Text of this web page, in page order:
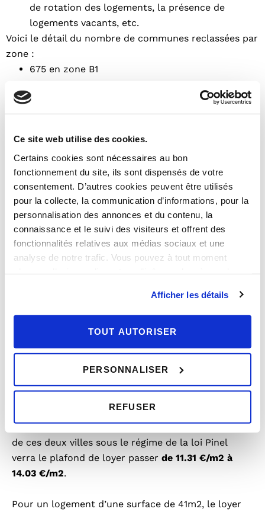
Ce site web utilise des cookies.
Certains cookies sont nécessaires au bon
fonctionnement du site, ils sont dispensés de votre
consentement. D’autres cookies peuvent être utilisés
pour la collecte, la communication d’informations, pour la
personnalisation des annonces et du contenu, la
connaissance et le suivi des visiteurs et offrent des
fonctionnalités relatives aux médias sociaux et une
analyse de notre trafic. Vous pouvez à tout moment
Afficher les détails
TOUT AUTORISER
PERSONNALISER
REFUSER
de rotation des logements, la présence de
logements vacants, etc.
Voici le détail du nombre de communes reclassées par
zone :
675 en zone B1
48 en zone Abis
Conséquences du nouveau zonage sur
l'investissement locatif
Le nouveau zonage ABC a pour conséquence
principale de moduler l’accès à certains dispositifs
d’aide au logement et d’encadrement des loyers.
Hausse de la rentabilité pour les
propriétaires
Les plafonds de loyers applicables aux logements
tendues. Cela permet aux bailleurs de logements
issus de zones réévaluées de fixer des loyers plus
importants.
qui passent désormais en zone A, qui définit les
Un propriétaire d’un logement de 41m² dans l’une
de ces deux villes sous le régime de la loi Pinel
verra le plafond de loyer passer de 11.31 €/m2 à
14.03 €/m2.
Pour un logement d’une surface de 41m2, le loyer